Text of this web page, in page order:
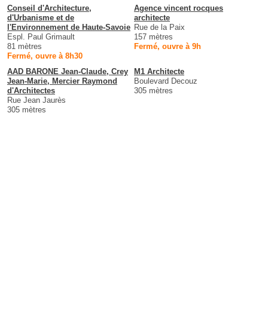
Conseil d'Architecture,
d'Urbanisme et de
l'Environnement de Haute-Savoie
Espl. Paul Grimault
81 mètres
Fermé, ouvre à 8h30
Agence vincent rocques
architecte
Rue de la Paix
157 mètres
Fermé, ouvre à 9h
AAD BARONE Jean-Claude, Crey
Jean-Marie, Mercier Raymond
d'Architectes
Rue Jean Jaurès
305 mètres
M1 Architecte
Boulevard Decouz
305 mètres